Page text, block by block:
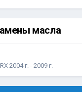
масла
2004 г. - 2009 г.